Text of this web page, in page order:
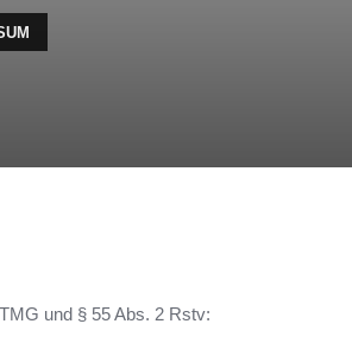
und § 55 Abs. 2 Rstv: